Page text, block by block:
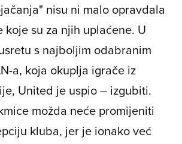
nisu ni malo opravdala
su za njih uplaćene. U
s najboljim odabranim
a, koja okuplja igrače iz
United je uspio – izgubiti.
možda neće promijeniti
kluba, jer je ionako već